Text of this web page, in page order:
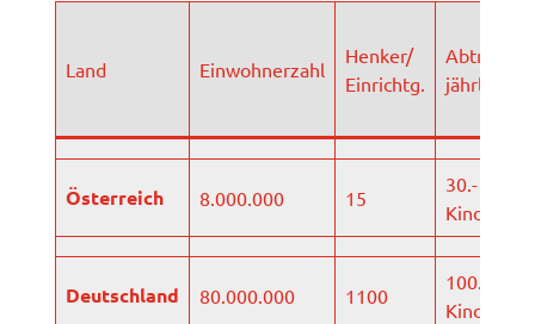
Land Einwohnerzahl
Henker/
Einrichtg.
jährlich
Österreich 8.000.000 15
30.- 40.00
Kinder
Deutschland 80.000.000 1100
100.000
Kinder